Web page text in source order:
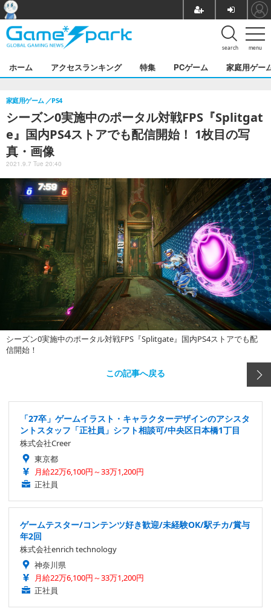
menu
search
ホーム アクセスランキング 特集 PCゲーム 家庭用ゲー
シーズン0実施中のポータル対戦FPS『Splitgat
e』国内PS4ストアでも配信開始！ 1枚目の写
真・画像
家庭用ゲーム PS4
2021.9.7 Tue 20:40
シーズン0実施中のポータル対戦FPS『Splitgate』国内PS4ストアでも配
信開始！
この記事へ戻る
「27卒」ゲームイラスト・キャラクターデザインのアシスタ
ントスタッフ「正社員」シフト相談可/中央区日本橋1丁目
株式会社Creer
東京都
月給22万6,100円～33万1,200円
正社員
ゲームテスター/コンテンツ好き歓迎/未経験OK/駅チカ/賞与
年2回
株式会社enrich technology
神奈川県
月給22万6,100円～33万1,200円
正社員